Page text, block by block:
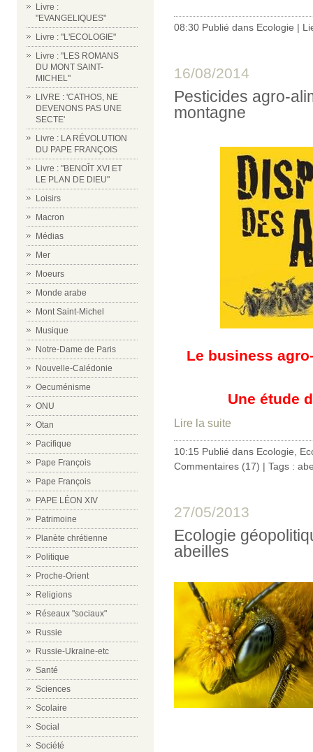
Livre :
"EVANGELIQUES"
Livre : "L'ECOLOGIE"
Livre : "LES ROMANS
DU MONT SAINT-
MICHEL"
LIVRE : 'CATHOS, NE
DEVENONS PAS UNE
SECTE'
Livre : LA RÉVOLUTION
DU PAPE FRANÇOIS
Livre : "BENOÎT XVI ET
LE PLAN DE DIEU"
Loisirs
Macron
Médias
Mer
Moeurs
Monde arabe
Mont Saint-Michel
Musique
Notre-Dame de Paris
Nouvelle-Calédonie
Oecuménisme
ONU
Otan
Pacifique
Pape François
Pape François
PAPE LÉON XIV
Patrimoine
Planète chrétienne
Politique
Proche-Orient
Religions
Réseaux "sociaux"
Russie
Russie-Ukraine-etc
Santé
Sciences
Scolaire
Social
Société
08:30 Publié dans Ecologie |
16/08/2014
Pesticides agro-
montagne
Le business
Une étude
Lire la suite
10:15 Publié dans Ecologie
Commentaires (17) | Tags :
27/05/2013
Ecologie
abeilles